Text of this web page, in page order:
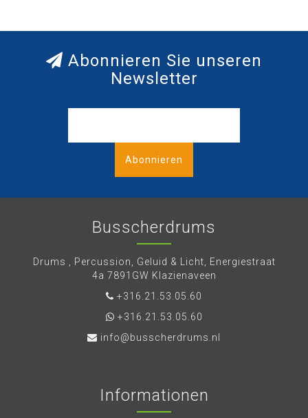
Abonnieren Sie unseren
Newsletter
Abonnieren
Busscherdrums
Drums , Percussion, Geluid & Licht, Energiestraat
4a 7891GW Klazienaveen
+316.21.53.05.60
+316.21.53.05.60
info@busscherdrums.nl
Informationen